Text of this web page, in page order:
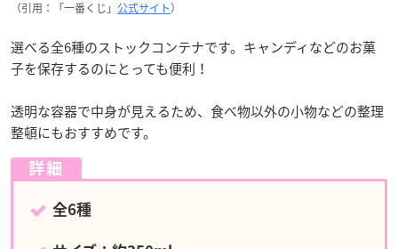
（引用：「一番くじ」 公式サイト）
選べる全6種のストックコンテナです。キャンディなどのお菓
子を保存するのにとっても便利！
透明な容器で中身が見えるため、食べ物以外の小物などの整理
整頓にもおすすめです。
詳細
全6種